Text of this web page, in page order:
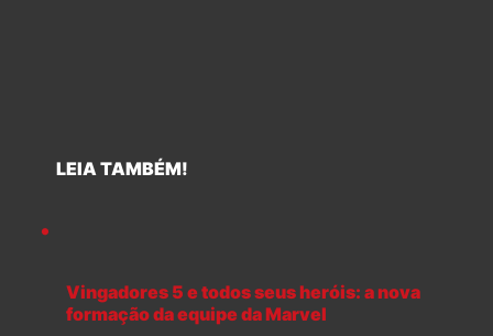
LEIA TAMBÉM!
Vingadores 5 e todos seus heróis: a nova
formação da equipe da Marvel